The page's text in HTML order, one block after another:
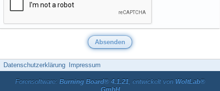
Datenschutzerklärung Impressum
Forensoftware: Burning Board® 4.1.21, entwickelt von WoltLab®
GmbH